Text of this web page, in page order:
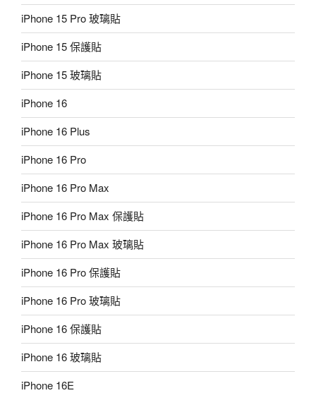
iPhone 15 Pro 玻璃貼
iPhone 15 保護貼
iPhone 15 玻璃貼
iPhone 16
iPhone 16 Plus
iPhone 16 Pro
iPhone 16 Pro Max
iPhone 16 Pro Max 保護貼
iPhone 16 Pro Max 玻璃貼
iPhone 16 Pro 保護貼
iPhone 16 Pro 玻璃貼
iPhone 16 保護貼
iPhone 16 玻璃貼
iPhone 16E